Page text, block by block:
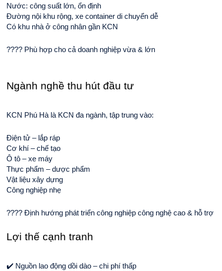
Nước: công suất lớn, ổn định
Đường nội khu rộng, xe container di chuyển dễ
Có khu nhà ở công nhân gần KCN
???? Phù hợp cho cả doanh nghiệp vừa & lớn
Ngành nghề thu hút đầu tư
KCN Phú Hà là KCN đa ngành, tập trung vào:
Điện tử – lắp ráp
Cơ khí – chế tạo
Ô tô – xe máy
Thực phẩm – dược phẩm
Vật liệu xây dựng
Công nghiệp nhẹ
???? Định hướng phát triển công nghiệp công nghệ cao & hỗ trợ
Lợi thế cạnh tranh
✔️ Nguồn lao động dồi dào – chi phí thấp